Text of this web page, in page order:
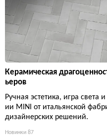
Керамическая
ьеров
Ручная эстетика, игра света
ии MINI от итальянской
дизайнерских решений.
Новинки 87